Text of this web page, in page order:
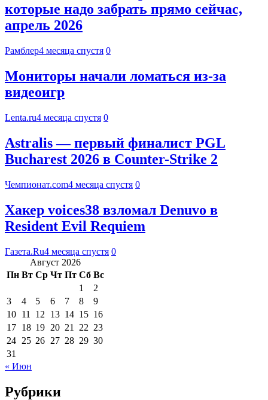
которые надо забрать прямо сейчас,
апрель 2026
Рамблер4 месяца спустя 0
Мониторы начали ломаться из-за
видеоигр
Lenta.ru4 месяца спустя 0
Astralis — первый финалист PGL
Bucharest 2026 в Counter-Strike 2
Чемпионат.com4 месяца спустя 0
Хакер voices38 взломал Denuvo в
Resident Evil Requiem
Газета.Ru4 месяца спустя 0
Август 2026
Пн Вт Ср Чт Пт Сб Вс
1
2
3
4 5 6 7 8
9
10 11 12 13 14 15 16
17 18 19 20 21 22 23
24 25 26 27 28 29 30
31
« Июн
Рубрики